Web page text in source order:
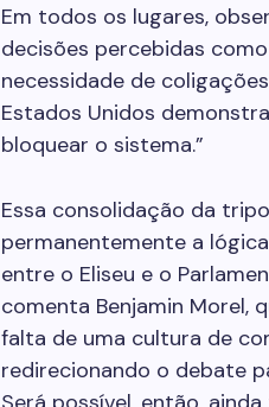
Em todos os lugares,
decisões percebidas
necessidade de
Estados Unidos
bloquear o sistema.”
Essa consolidação da
permanentemente a
entre o Eliseu e o
comenta Benjamin Morel,
falta de uma cultura de
redirecionando o debate